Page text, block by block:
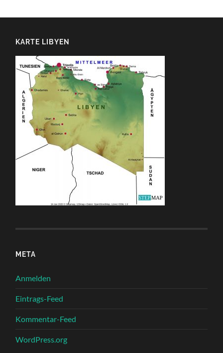
KARTE LIBYEN
META
Anmelden
Eintrags-Feed
Kommentar-Feed
WordPress.org